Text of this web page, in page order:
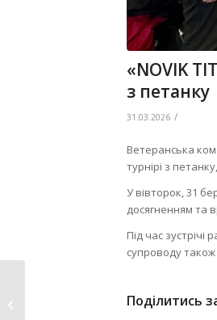
«NOVIK
з петанку
31.03.2026 /
Ветеранська
турнірі з
У вівторок, 31
досягненням та
Під час
супроводу
Поділитись
оздоровча кампанія